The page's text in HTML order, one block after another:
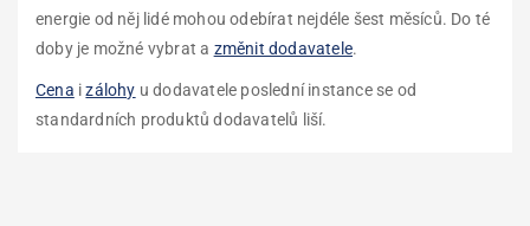
energie od něj lidé mohou odebírat nejdéle šest měsíců. Do té
doby je možné vybrat a změnit dodavatele.
Cena izálohy u dodavatele poslední instance se od
standardních produktů dodavatelů liší.